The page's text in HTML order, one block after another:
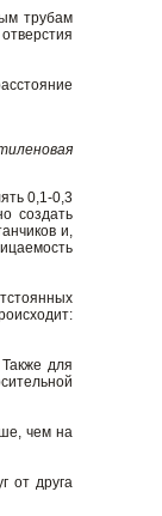
трубам
0,1-0,3
создать
и,
для
чем на
от друга